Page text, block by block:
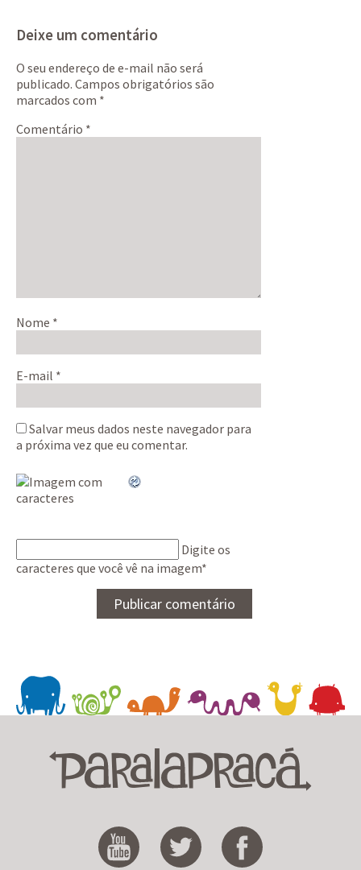
Deixe um comentário
O seu endereço de e-mail não será
publicado. Campos obrigatórios são
marcados com *
Comentário *
Nome *
E-mail *
Salvar meus dados neste navegador para
a próxima vez que eu comentar.
Digite os
caracteres que você vê na imagem*